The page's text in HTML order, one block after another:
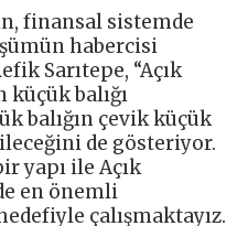
finansal sistemde
habercisi
Sarıtepe, “Açık
küçük balığı
balığın çevik küçük
de gösteriyor.
yapı ile Açık
en önemli
çalışmaktayız.